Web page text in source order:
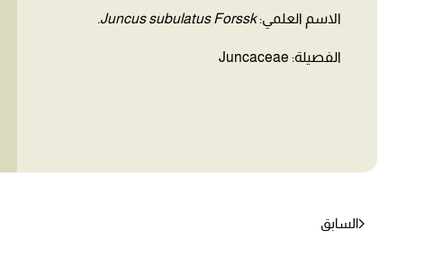
الاسم العلمي:Juncus subulatus Forssk.
الفصيلة: Juncaceae
السابق